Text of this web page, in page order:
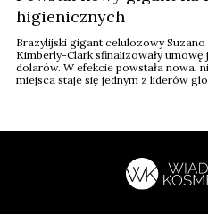
higienicznych
Brazylijski gigant celulozowy
Kimberly-Clark sfinalizowały
dolarów. W efekcie powstała nowa,
miejsca staje się jednym z liderów